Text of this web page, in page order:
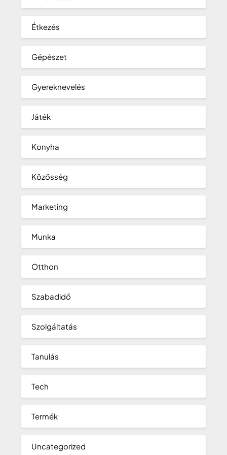
Étkezés
Gépészet
Gyereknevelés
Játék
Konyha
Közösség
Marketing
Munka
Otthon
Szabadidő
Szolgáltatás
Tanulás
Tech
Termék
Uncategorized